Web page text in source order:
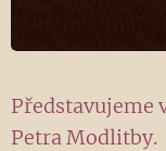
Představujeme
Petra Modlitby.